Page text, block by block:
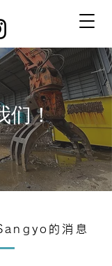
们！
的消息